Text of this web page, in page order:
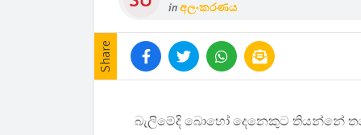
inඅලංකරණය
Share
බැලිමේදි බොහෝ දෙනෙකුට තියන්නේ